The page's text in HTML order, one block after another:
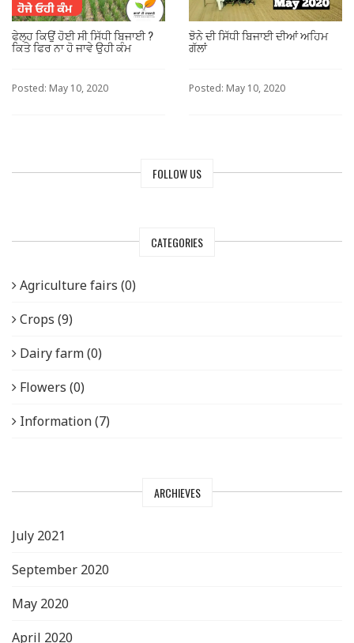
ਫੇਲ੍ਹ ਕਿਉਂ ਹੋਈ ਸੀ ਸਿੱਧੀ ਬਿਜਾਈ ?
ਕਿਤੇ ਫਿਰ ਨਾ ਹੋ ਜਾਵੇ ਉਹੀ ਕੰਮ
Posted: May 10, 2020
ਝੋਨੇ ਦੀ ਸਿੱਧੀ ਬਿਜਾਈ ਦੀਆਂ ਅਹਿਮ
ਗੱਲਾਂ
Posted: May 10, 2020
FOLLOW US
CATEGORIES
Agriculture fairs (0)
Crops (9)
Dairy farm (0)
Flowers (0)
Information (7)
ARCHIEVES
July 2021
September 2020
May 2020
April 2020